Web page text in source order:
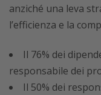
anziché una leva
l’efficienza e la
Il 76% dei
responsabile dei
Il 50% dei